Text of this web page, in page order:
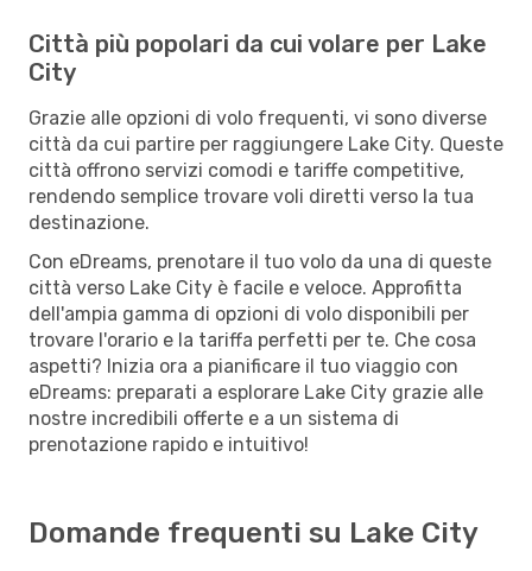
Città più popolari da cui volare per Lake
City
Grazie alle opzioni di volo frequenti, vi sono diverse
città da cui partire per raggiungere Lake City. Queste
città offrono servizi comodi e tariffe competitive,
rendendo semplice trovare voli diretti verso la tua
destinazione.
Con eDreams, prenotare il tuo volo da una di queste
città verso Lake City è facile e veloce. Approfitta
dell'ampia gamma di opzioni di volo disponibili per
trovare l'orario e la tariffa perfetti per te. Che cosa
aspetti? Inizia ora a pianificare il tuo viaggio con
eDreams: preparati a esplorare Lake City grazie alle
nostre incredibili offerte e a un sistema di
prenotazione rapido e intuitivo!
Domande frequenti su Lake City